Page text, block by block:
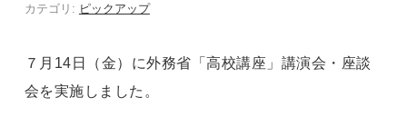
カテゴリ: ピックアップ
７月14日（金）に外務省「高校講座」講演会・座談
会を実施しました。